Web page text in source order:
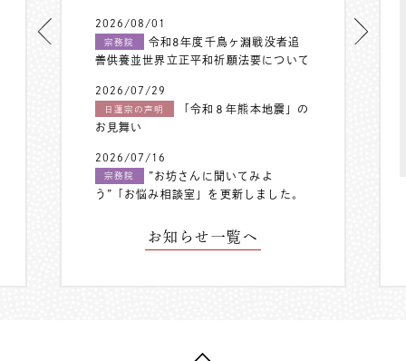
2026/08/01
宗務院
令和8年度千鳥ヶ淵戦没者追
善供養並世界立正平和祈願法要について
2026/07/29
日蓮宗の声明
「令和８年熊本地震」の
お見舞い
2026/07/16
宗務院
”お坊さんに聞いてみよ
う”「お悩み相談室」を更新しました。
お知らせ一覧へ